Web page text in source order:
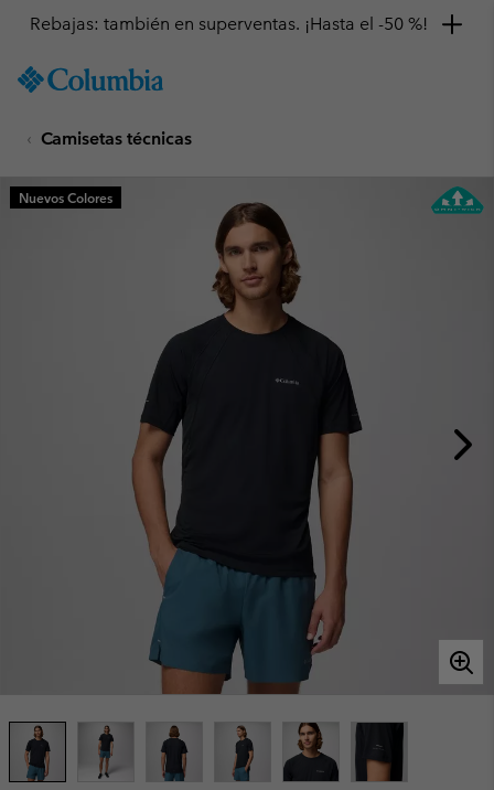
TO
SKIP
MAIN
NAV
Rebajas: también en superventas. ¡Hasta el -50 %!
Camisetas técnicas
Nuevos Colores